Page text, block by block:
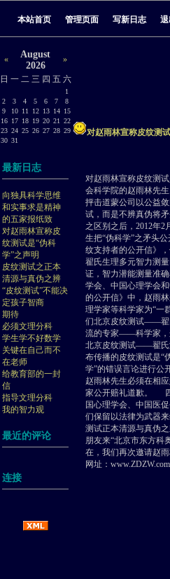
本站首页 管理页面 写新日志 退
«
August
2026
»
日 一 二 三 四 五 六
1
2
3 4 5 6 7
8
9
10 11 12 13 14 15
16 17 18 19 20 21
22
23 24 25 26 27 28 29
30 31
最新日志
向独具科学思维
和实事求是精神
的五家报纸致
对赵雨林宣称皮
纹测试是“伪科
学”之声明
皮纹测试之正本
清源与真伪之辨
“皮纹测试”不能决
定孩子智商
期待
必须文理分科
学生学不好数学
关键在自己而不
在老师
给教育部的一封
信
指导文理分科
我的智力观
最近的评论
连接
对赵雨林宣称皮纹测
对赵雨林宣称皮纹测
会科学院的赵雨林先
抨击道蒙公司以公益
试，而是不辨真伪将
之区别之后，2012年
生把“伪科学”之矛头
纹支持者的公开信》
翟氏生理多元智力测
证，智力潜能测量准
学会、中国心理学会
的公开信》中，赵雨
理学家等科学家为“一
们北京皮纹测试——翟
流的专家——科学家，
北京皮纹测试——翟氏
布传播的皮纹测试是“
学”的错误言论进行公
赵雨林先生必须在相
家公开赔礼道歉。 四
国心理学会、中国医
们保留以法律为武器
测试正本清源与真伪
朋友来“北京市东方
在，我们再次邀请赵
网址：